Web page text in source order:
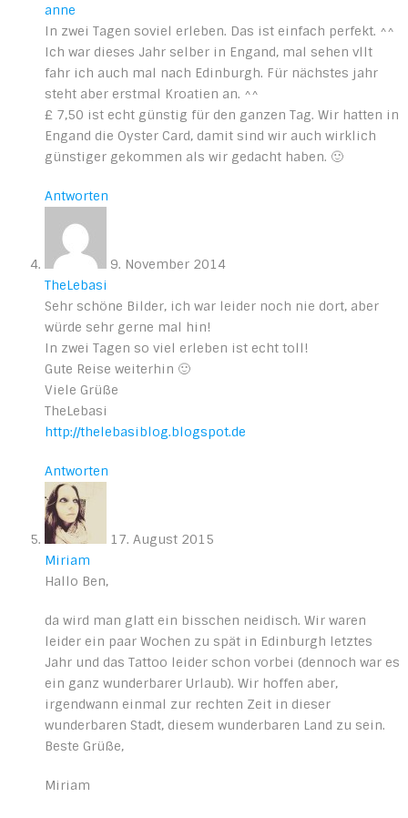
anne
In zwei Tagen soviel erleben. Das ist einfach perfekt. ^^
Ich war dieses Jahr selber in Engand, mal sehen vllt
fahr ich auch mal nach Edinburgh. Für nächstes jahr
steht aber erstmal Kroatien an. ^^
£ 7,50 ist echt günstig für den ganzen Tag. Wir hatten in
Engand die Oyster Card, damit sind wir auch wirklich
günstiger gekommen als wir gedacht haben. 🙂
Antworten
9. November 2014
TheLebasi
Sehr schöne Bilder, ich war leider noch nie dort, aber
würde sehr gerne mal hin!
In zwei Tagen so viel erleben ist echt toll!
Gute Reise weiterhin 🙂
Viele Grüße
TheLebasi
http://thelebasiblog.blogspot.de
Antworten
17. August 2015
Miriam
Hallo Ben,
da wird man glatt ein bisschen neidisch. Wir waren
leider ein paar Wochen zu spät in Edinburgh letztes
Jahr und das Tattoo leider schon vorbei (dennoch war es
ein ganz wunderbarer Urlaub). Wir hoffen aber,
irgendwann einmal zur rechten Zeit in dieser
wunderbaren Stadt, diesem wunderbaren Land zu sein.
Beste Grüße,
Miriam